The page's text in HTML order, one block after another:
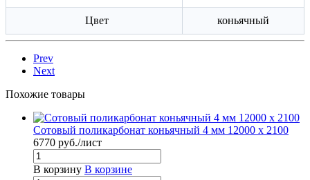
Цвет коньячный
Prev
Next
Похожие товары
Сотовый поликарбонат коньячный 4 мм 12000 x 2100
6770 руб./лист
В корзину В корзине